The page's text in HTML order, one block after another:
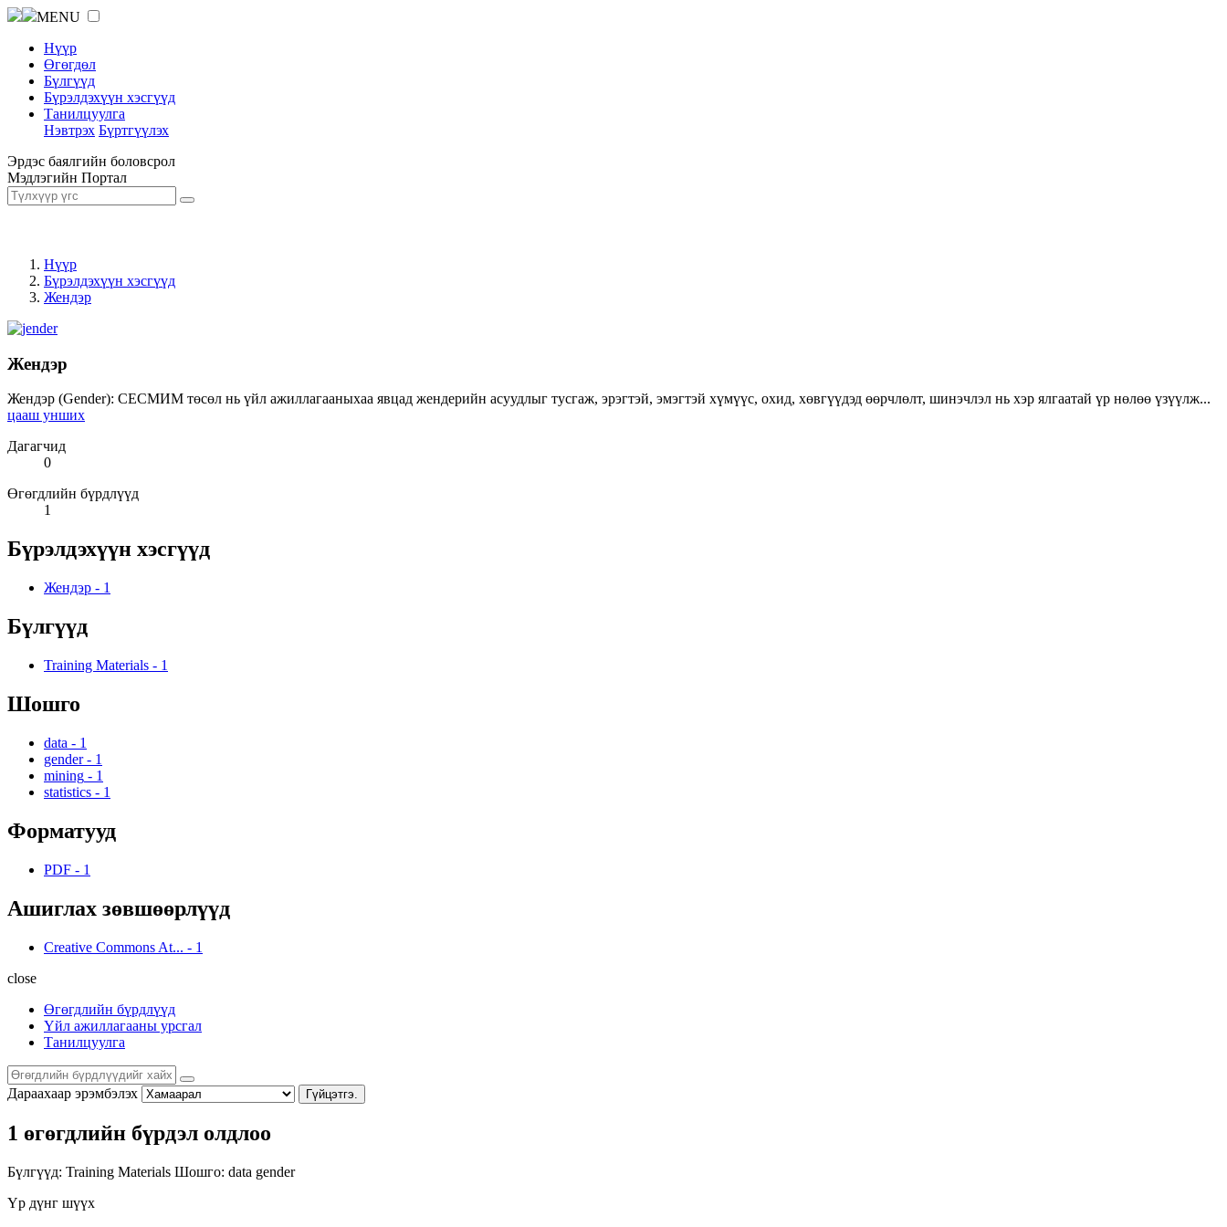
MENU
Нүүр
Өгөгдөл
Бүлгүүд
Бүрэлдэхүүн хэсгүүд
Танилцуулга
Нэвтрэх Бүртгүүлэх
Эрдэс баялгийн боловсрол
Мэдлэгийн Портал
Нүүр
Бүрэлдэхүүн хэсгүүд
Жендэр
Жендэр
Жендэр (Gender): СЕСМИМ төсөл нь үйл ажиллагааныхаа явцад жендерийн асуудлыг тусгаж, эрэгтэй, эмэгтэй хүмүүс, охид, хөвгүүдэд өөрчлөлт, шинэчлэл нь хэр ялгаатай үр нөлөө үзүүлж...
цааш унших
Дагагчид
0
Өгөгдлийн бүрдлүүд
1
Бүрэлдэхүүн хэсгүүд
Жендэр - 1
Бүлгүүд
Training Materials - 1
Шошго
data - 1
gender - 1
mining - 1
statistics - 1
Форматууд
PDF - 1
Ашиглах зөвшөөрлүүд
Creative Commons At... - 1
close
Өгөгдлийн бүрдлүүд
Үйл ажиллагааны урсгал
Танилцуулга
Дараахаар эрэмбэлэх Гүйцэтгэ.
1 өгөгдлийн бүрдэл олдлоо
Бүлгүүд: Training Materials Шошго: data gender
Үр дүнг шүүх